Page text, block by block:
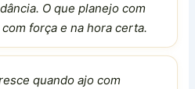
O que planejo com
força e na hora certa.
quando ajo com